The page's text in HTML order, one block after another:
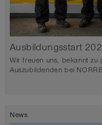
Ausbildungsstart
Wir freuen uns, bekannt
Auszubildenden bei
News